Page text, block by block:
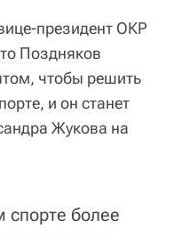
президент ОКР
Поздняков
чтобы решить
и он станет
Жукова на
более